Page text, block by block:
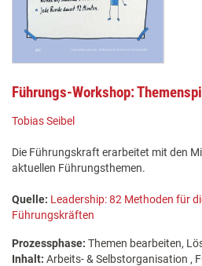
Führungs-Workshop:
Tobias Seibel
Die Führungskraft erarbeitet mit den
aktuellen Führungsthemen.
Quelle: Leadership: 82 Methoden für
Führungskräften
Prozessphase: Themen bearbeiten,
Inhalt: Arbeits- & Selbstorganisation ,